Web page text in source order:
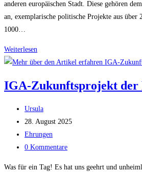
anderen europäischen Stadt. Diese gehören
an, exemplarische politische Projekte aus über
1000…
Weiterlesen
Schlaraffenband
Finalist
Wien
beim
„The
Innovation
in
IGA-Zukunftsprojekt der
Beitrags-
Autor:
Ursula
Beitrag
veröffentlicht:
28. August 2025
Beitrags-
Kategorie:
Ehrungen
Beitrags-
0 Kommentare
Was für ein Tag! Es hat uns geehrt und